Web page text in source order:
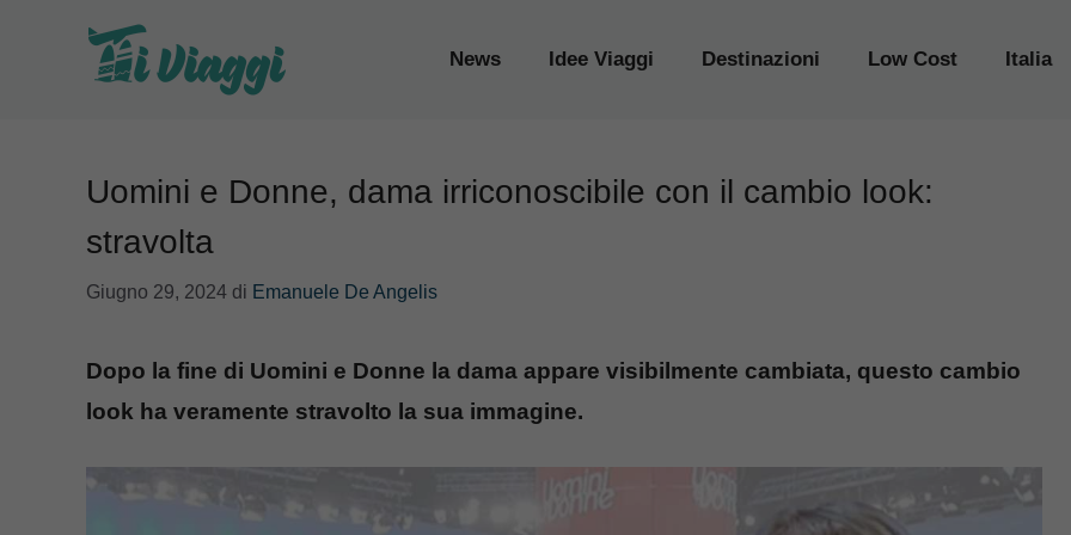
News Idee Viaggi Destinazioni Low Cost Italia
Uomini e Donne, dama irriconoscibile con il cambio look:
stravolta
Giugno 29, 2024 di Emanuele De Angelis
Dopo la fine di Uomini e Donne la dama appare visibilmente cambiata, questo cambio
look ha veramente stravolto la sua immagine.